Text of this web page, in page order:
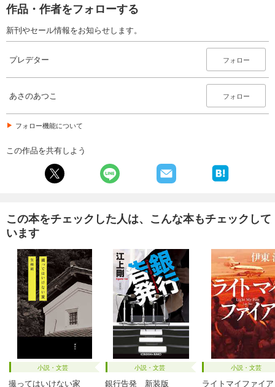
作品・作者をフォローする
新刊やセール情報をお知らせします。
プレデター フォロー
あさのあつこ フォロー
フォロー機能について
この作品を共有しよう
この本をチェックした人は、こんな本もチェックして
います
小説・文芸
撮ってはいけない家
小説・文芸
銀行告発 新装版
小説・文芸
ライトマイファイ